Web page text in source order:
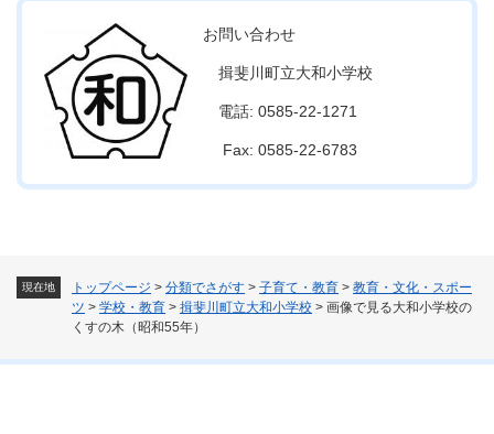
現在地 トップページ > 分類でさがす > 子育て・教育 > 教育・文化・スポー
ツ > 学校・教育 > 揖斐川町立大和小学校 > 画像で見る大和小学校の
くすの木（昭和55年）
お問い合わせ
揖斐川町立大和小学校
電話: 0585-22-1271
Fax: 0585-22-6783